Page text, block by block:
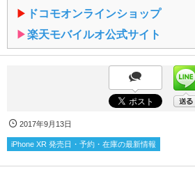
▶︎ ドコモオンラインショップ
▶︎楽天モバイルオ公式サイト
2017年9月13日
iPhone XR 発売日・予約・在庫の最新情報